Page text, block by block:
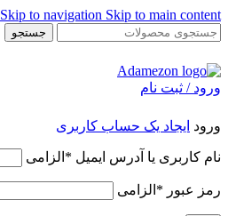
Skip to navigation Skip to main content
جستجو
ورود / ثبت نام
ورود ایجاد یک حساب کاربری
نام کاربری یا آدرس ایمیل * الزامی
رمز عبور * الزامی